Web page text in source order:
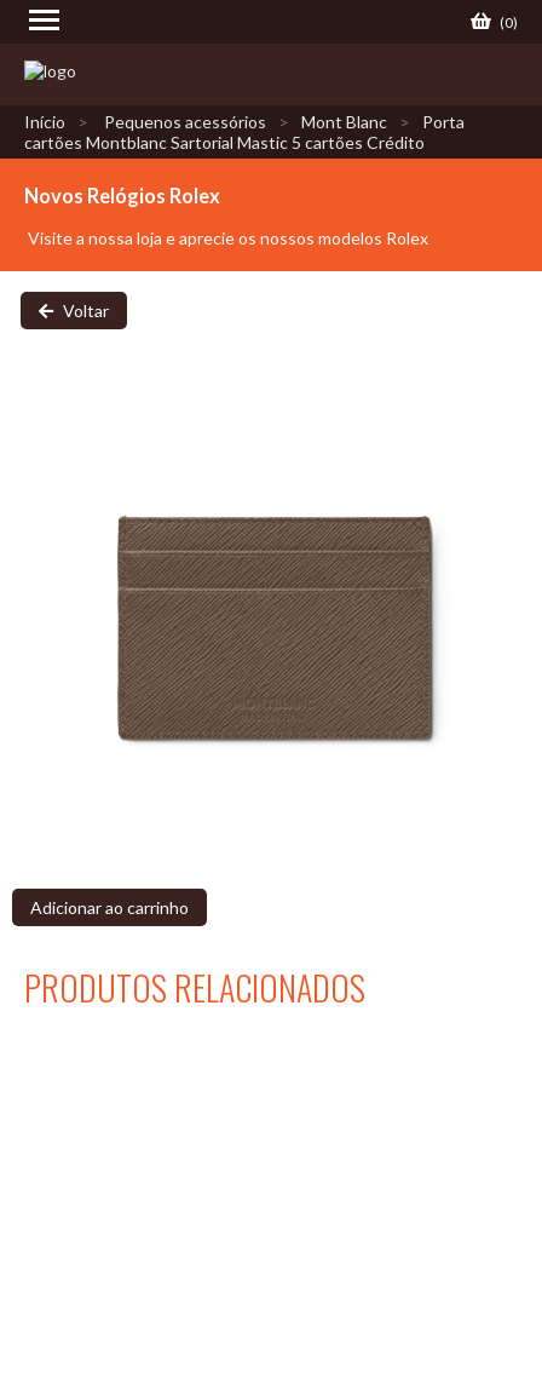
(0)
Início Pequenos acessórios Mont Blanc
Porta
cartões Montblanc Sartorial Mastic 5 cartões Crédito
Novos Relógios Rolex
Visite a nossa loja e aprecie os nossos modelos Rolex
Voltar
MASTIC 5 CARTÕES CRÉDITO
Feito de couro estampado saffiano, este porta-cartões Sartorial
adiciona uma dimensão elegante à vida cotidiana. Com espaço para
até cinco cartões de crédito, garante-lhe os seus principais itens
essenciais. O emblema Montblanc detalha a parte frontal.
Adicionar ao carrinho
PRODUTOS RELACIONADOS